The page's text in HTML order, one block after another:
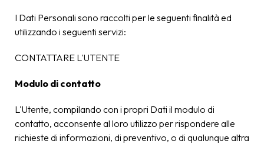
I Dati Personali sono raccolti per le seguenti finalità ed
utilizzando i seguenti servizi:
CONTATTARE L'UTENTE
Modulo di contatto
L'Utente, compilando con i propri Dati il modulo di
contatto, acconsente al loro utilizzo per rispondere alle
richieste di informazioni, di preventivo, o di qualunque altra